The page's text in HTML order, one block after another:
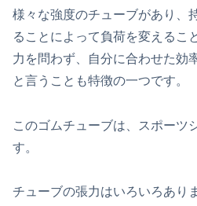
様々な強度のチューブがあり、
ることによって負荷を変えるこ
力を問わず、自分に合わせた効
と言うことも特徴の一つです。
このゴムチューブは、スポーツ
す。
チューブの張力はいろいろあり